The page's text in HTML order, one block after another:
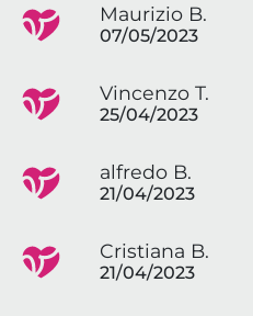
Maurizio B.
07/05/2023
Vincenzo T.
25/04/2023
alfredo B.
21/04/2023
Cristiana B.
21/04/2023